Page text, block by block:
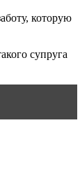
которую
супруга